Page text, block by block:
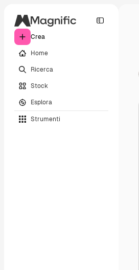
Crea
Home
Ricerca
Stock
Esplora
Strumenti